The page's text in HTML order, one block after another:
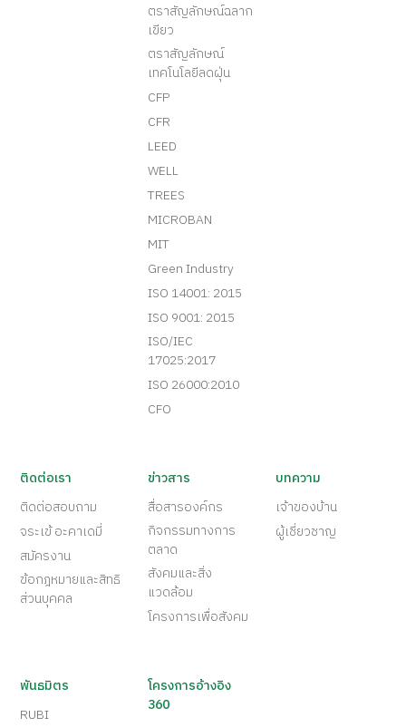
ตราสัญลักษณ์ฉลาก
เขียว
ตราสัญลักษณ์
เทคโนโลยีลดฝุ่น
CFP
CFR
LEED
WELL
TREES
MICROBAN
MIT
Green Industry
ISO 14001: 2015
ISO 9001: 2015
ISO/IEC
17025:2017
ISO 26000:2010
CFO
ติดต่อเรา
ติดต่อสอบถาม
จระเข้ อะคาเดมี่
สมัครงาน
ข้อกฎหมายและสิทธิ
ส่วนบุคคล
ข่าวสาร
สื่อสารองค์กร
กิจกรรมทางการ
ตลาด
สังคมและสิ่ง
แวดล้อม
โครงการเพื่อสังคม
บทความ
เจ้าของบ้าน
ผู้เชี่ยวชาญ
พันธมิตร
RUBI
โครงการอ้างอิง
360